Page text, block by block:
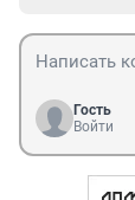
Гость
Войти